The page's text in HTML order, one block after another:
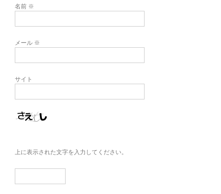
名前 ※
メール ※
サイト
上に表示された文字を入力してください。